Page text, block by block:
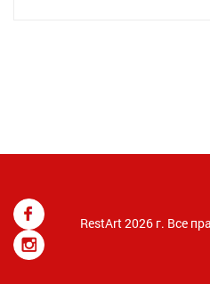
RestArt 2026 г. Все